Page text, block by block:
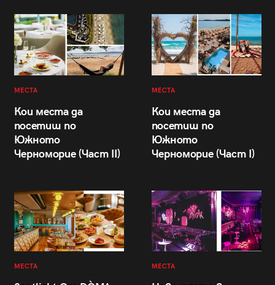
МЕСТА
Кои места да
посетиш по
Южното
Черноморие (Част II)
МЕСТА
Кои места да
посетиш по
Южното
Черноморие (Част I)
МЕСТА МЕСТА